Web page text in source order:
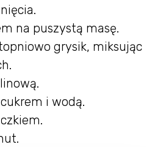
na puszystą masę.
grysik, miksując
i wodą.